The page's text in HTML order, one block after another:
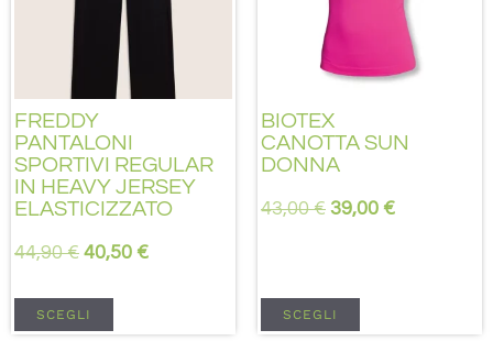
FREDDY
PANTALONI
SPORTIVI REGULAR
IN HEAVY JERSEY
ELASTICIZZATO
44,90€ 40,50 €
SCEGLI
BIOTEX
CANOTTA SUN
DONNA
43,00€ 39,00 €
SCEGLI